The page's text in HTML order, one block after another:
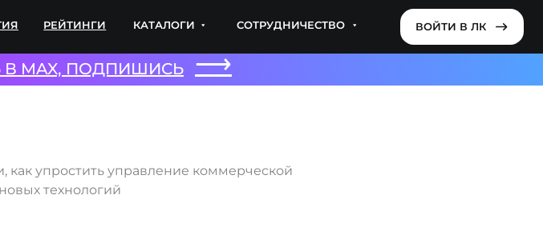
ВОЙТИ В ЛК
ВОЙТИ В ЛК
СОТРУДНИЧЕСТВО
КАТАЛОГИ
В MAX, ПОДПИШИСЬ ⟶
как упростить управление коммерческой
технологий